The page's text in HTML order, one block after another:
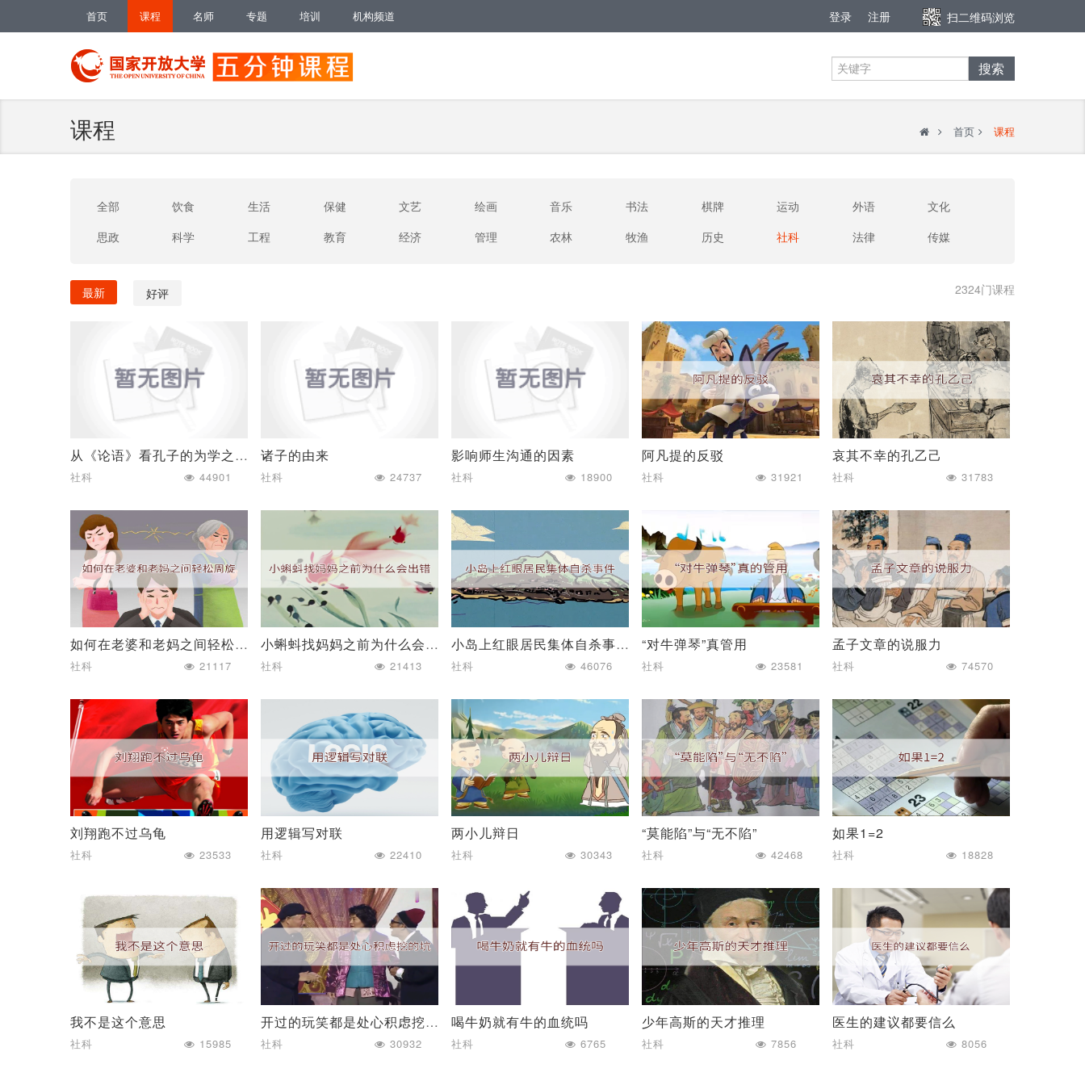
扫二维码浏览
登录 注册
首页 课程 名师 专题 培训 机构频道
搜索
课程 首页 课程
全部 饮食 生活 保健 文艺 绘画 音乐 书法 棋牌 运动 外语
文化
思政
科学 工程 教育 经济 管理 农林 牧渔 历史 社科 法律 传媒
2324门课程
最新 好评
从《论语》看孔子的为学之道
社科 44901
诸子的由来
社科 24737
影响师生沟通的因素
社科 18900
阿凡提的反驳
社科 31921
哀其不幸的孔乙己
社科 31783
如何在老婆和老妈之间轻松周旋
社科 21117
小蝌蚪找妈妈之前为什么会出错
社科 21413
小岛上红眼居民集体自杀事件
社科 46076
“对牛弹琴”真管用
社科 23581
孟子文章的说服力
社科 74570
刘翔跑不过乌龟
社科 23533
用逻辑写对联
社科 22410
两小儿辩日
社科 30343
“莫能陷”与“无不陷”
社科 42468
如果1=2
社科 18828
我不是这个意思
社科 15985
开过的玩笑都是处心积虑挖的坑
社科 30932
喝牛奶就有牛的血统吗
社科 6765
少年高斯的天才推理
社科 7856
医生的建议都要信么
社科 8056